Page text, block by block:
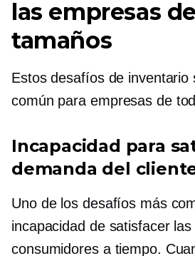
las empresas
tamaños
Estos desafíos de inventario
común para empresas de
Incapacidad para
demanda del
Uno de los desafíos más
incapacidad de satisfacer
consumidores a tiempo.